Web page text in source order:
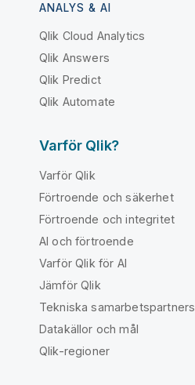
ANALYS & AI
Qlik Cloud Analytics
Qlik Answers
Qlik Predict
Qlik Automate
Varför Qlik?
Varför Qlik
Förtroende och säkerhet
Förtroende och integritet
AI och förtroende
Varför Qlik för AI
Jämför Qlik
Tekniska samarbetspartners
Datakällor och mål
Qlik-regioner